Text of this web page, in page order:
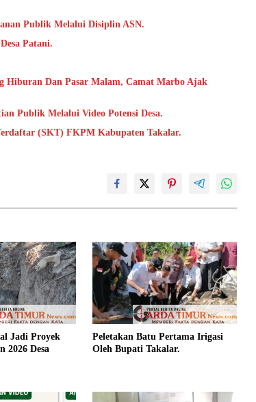
Publik Melalui Disiplin ASN.
Patani.
Hiburan Dan Pasar Malam, Camat Marbo Ajak
Publik Melalui Video Potensi Desa.
(SKT) FKPM Kabupaten Takalar.
Jadi Proyek
2026 Desa
Peletakan Batu Pertama Irigasi
Oleh Bupati Takalar.